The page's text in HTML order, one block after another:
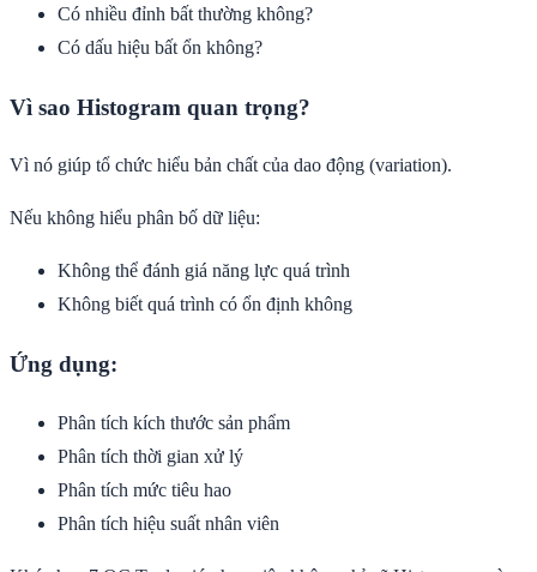
Có nhiều đỉnh bất thường không?
Có dấu hiệu bất ổn không?
Vì sao Histogram quan trọng?
Vì nó giúp tổ chức hiểu bản chất của dao động (variation).
Nếu không hiểu phân bố dữ liệu:
Không thể đánh giá năng lực quá trình
Không biết quá trình có ổn định không
Ứng dụng:
Phân tích kích thước sản phẩm
Phân tích thời gian xử lý
Phân tích mức tiêu hao
Phân tích hiệu suất nhân viên